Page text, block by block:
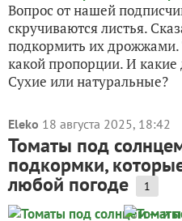
Вопрос от нашей
скручиваются листья.
подкормить их дрожжами.
какой пропорции. И
Сухие или натуральные?
Eleko 18 августа 2025, 18:42
Томаты под
подкормки,
любой погоде 1